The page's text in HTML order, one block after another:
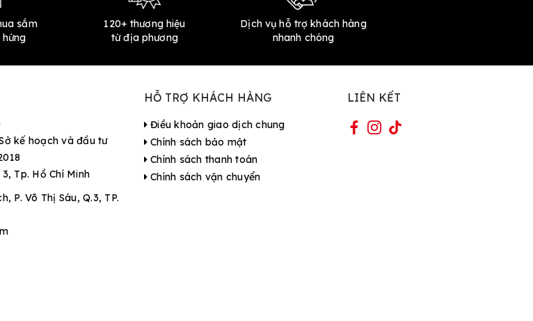
sắm
120+ thương hiệu
từ địa phương
Dịch vụ hỗ trợ khách hàng
nhanh chóng
kế hoạch và đầu tư
Tp. Hồ Chí Minh
P. Võ Thị Sáu, Q.3, TP.
HỖ TRỢ KHÁCH HÀNG
Điều khoản giao dịch chung
Chính sách bảo mật
Chính sách thanh toán
Chính sách vận chuyển
LIÊN KẾT